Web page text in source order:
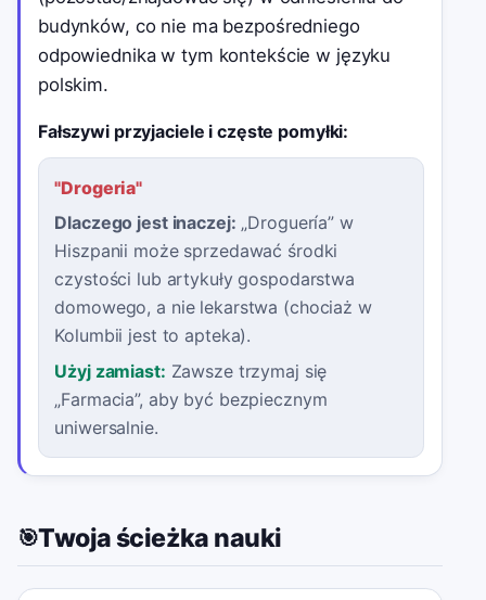
budynków, co nie ma bezpośredniego
odpowiednika w tym kontekście w języku
polskim.
Fałszywi przyjaciele i częste pomyłki:
"Drogeria"
Dlaczego jest inaczej: „Droguería” w
Hiszpanii może sprzedawać środki
czystości lub artykuły gospodarstwa
domowego, a nie lekarstwa (chociaż w
Kolumbii jest to apteka).
Użyj zamiast: Zawsze trzymaj się
„Farmacia”, aby być bezpiecznym
uniwersalnie.
🎯Twoja ścieżka nauki